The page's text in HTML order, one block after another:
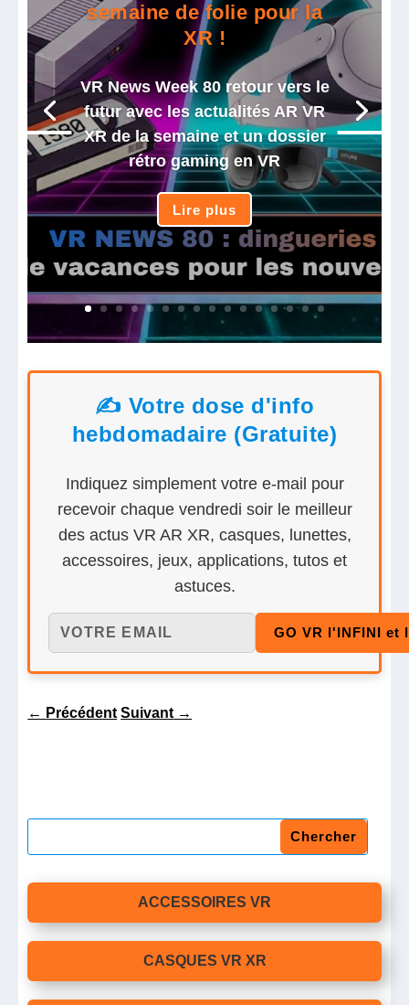
semaine de folie pour la
XR !
VR News Week 80 retour vers le
futur avec les actualités AR VR
XR de la semaine et un dossier
rétro gaming en VR
Lire plus
✍️ Votre dose d'info
hebdomadaire (Gratuite)
Indiquez simplement votre e-mail pour
recevoir chaque vendredi soir le meilleur
des actus VR AR XR, casques, lunettes,
accessoires, jeux, applications, tutos et
astuces.
← Précédent Suivant →
ACCESSOIRES VR
CASQUES VR XR